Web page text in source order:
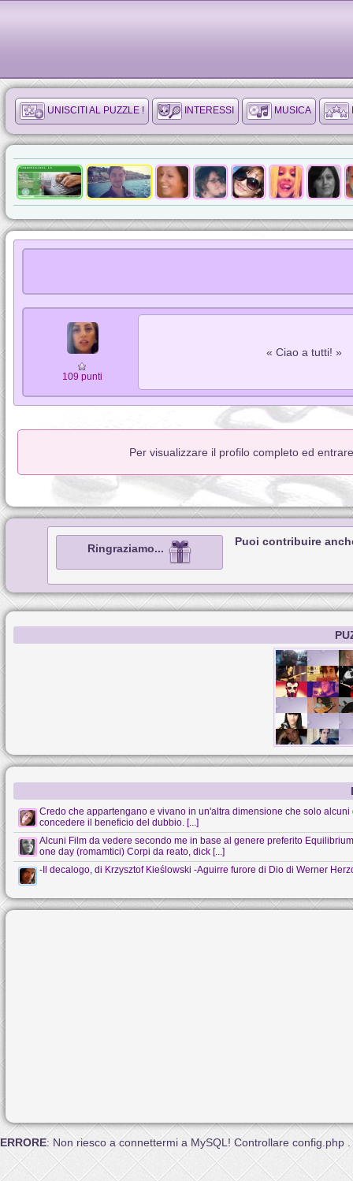
UNISCITI AL PUZZLE ! INTERESSI MUSICA
109 punti
« Ciao a tutti! »
Per visualizzare il profilo completo ed
Ringraziamo...
Puoi contribuire
Credo che appartengano e vivano in un'altra dimensione che solo
concedere il beneficio del dubbio. [...]
Alcuni Film da vedere secondo me in base al genere preferito
one day (romamtici) Corpi da reato, dick [...]
-Il decalogo, di Krzysztof Kieślowski -Aguirre furore di Dio di Werner
ERRORE: Non riesco a connettermi a MySQL! Controllare config.php .